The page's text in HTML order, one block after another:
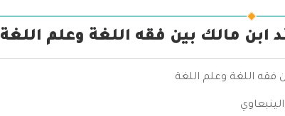
ابن مالك بين فقه اللغة وعلم اللغة
فقه اللغة وعلم اللغة